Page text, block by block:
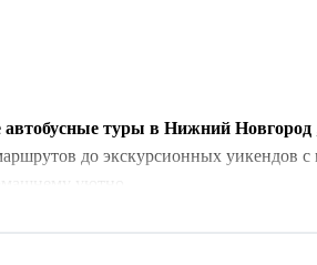
автобусные туры в Нижний Новгород
до экскурсионных уикендов
уютно.